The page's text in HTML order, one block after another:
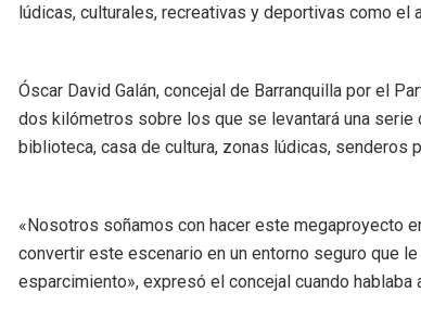
lúdicas, culturales, recreativas y deportivas como el
Óscar David Galán, concejal de Barranquilla por el
dos kilómetros sobre los que se levantará una
biblioteca, casa de cultura, zonas lúdicas, senderos
«Nosotros soñamos con hacer este megaproyecto
convertir este escenario en un entorno seguro que
esparcimiento», expresó el concejal cuando